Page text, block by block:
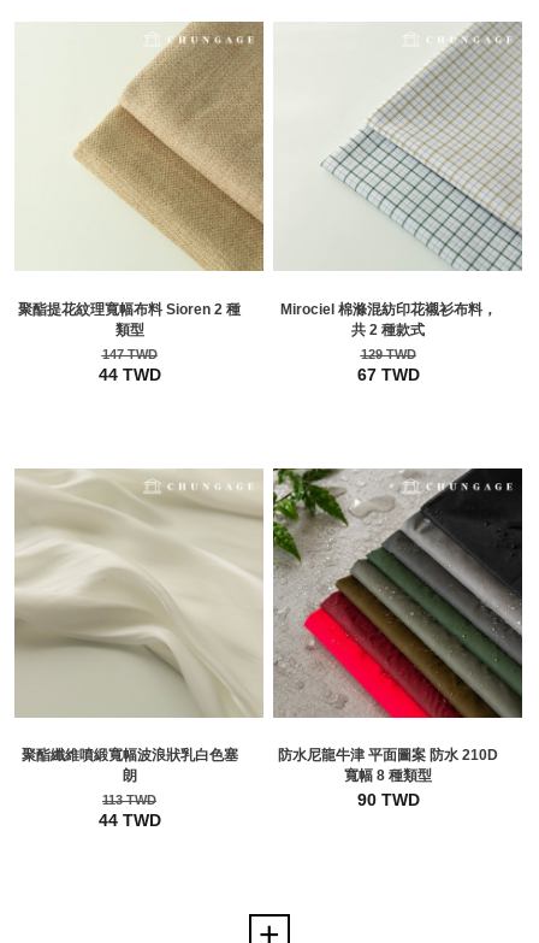
聚酯提花紋理寬幅布料 Sioren 2 種
類型
147 TWD
44 TWD
Mirociel 棉滌混紡印花襯衫布料，
共 2 種款式
129 TWD
67 TWD
聚酯纖維噴緞寬幅波浪狀乳白色塞
朗
113 TWD
44 TWD
防水尼龍牛津 平面圖案 防水 210D
寬幅 8 種類型
90 TWD